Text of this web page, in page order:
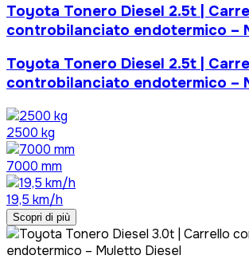
Toyota Tonero Diesel 2.5t |
controbilanciato endotermico –
Toyota Tonero Diesel 2.5t |
controbilanciato endotermico –
2500 kg
7000 mm
19,5 km/h
Scopri di più